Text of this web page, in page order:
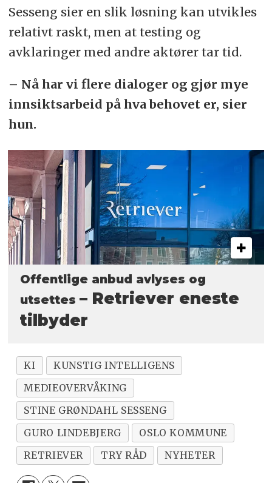
Sesseng sier en slik løsning kan utvikles
relativt raskt, men at testing og
avklaringer med andre aktører tar tid.
– Nå har vi flere dialoger og gjør mye
innsiktsarbeid på hva behovet er, sier
hun.
Offentlige anbud avlyses og
utsettes– Retriever eneste
tilbyder
KI
KUNSTIG INTELLIGENS
MEDIEOVERVÅKING
STINE GRØNDAHL SESSENG
GURO LINDEBJERG
OSLO KOMMUNE
RETRIEVER
TRY RÅD NYHETER